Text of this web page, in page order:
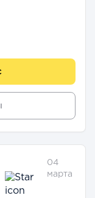
04
марта